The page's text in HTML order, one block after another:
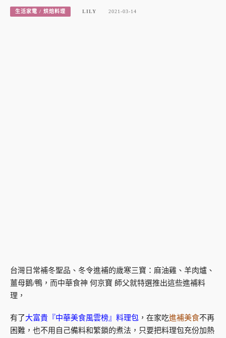
生活家電 / 烘焙料理 LILY 2021-03-14
台灣日常補冬聖品、冬令進補的歲寒三寶：麻油雞、羊肉爐、
薑母鵝/鴨，而中華食神 何京寶 師父就特選推出這些進補料
理，
有了大富貴『中華美食風雲榜』料理包 ，在家吃進補美食不再
困難，也不用自己備料和繁鎖的煮法，只要把料理包充份加熱